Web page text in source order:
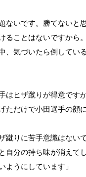
ないです。勝てないと
ることはないですから
、気づいたら倒してい
ヒザ蹴りが得意です
ただけで小田選手の顔
蹴りに苦手意識はない
自分の持ち味が消えて
ようにしています」